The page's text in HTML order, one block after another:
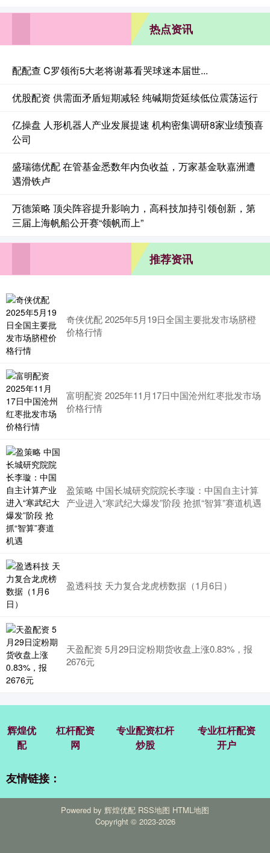
热点资讯
配配查 C罗领衔5大老将谢幕看哭球迷本届世...
优股配资 供需面矛盾短期减轻 纯碱期货延续低位震荡运行
亿操盘 人形机器人产业发展提速 机构密集调研8家业绩预喜
公司
盛瑞德优配 在管基金悉数年内负收益，万家基金耿嘉洲遭
遇滑铁卢
万德策略 顶尖阵容提升影响力，高科技加持引领创新，第
三届上海帆船公开赛“领帆而上”
推荐资讯
奇侠优配 2025年5月19日全国主要批发市场脐橙
价格行情
富明配资 2025年11月17日中国沧州红枣批发市场
价格行情
盈策略 中国长城研究院院长李璇：中国自主计算
产业进入“寒武纪大爆发”阶段 抢抓“智算”赛道机遇
盈透科技 天力复合龙虎榜数据（1月6日）
天盈配资 5月29日淀粉期货收盘上涨0.83%，报
2676元
辉煌优
配
杠杆配资
网
专业配资杠杆
炒股
专业杠杆配资
开户
友情链接：
Powered by 辉煌优配 RSS地图 HTML地图
Copyright © 2023-2026